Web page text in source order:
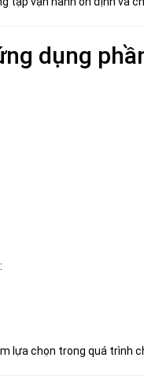
dụng
lựa chọn trong quá trình